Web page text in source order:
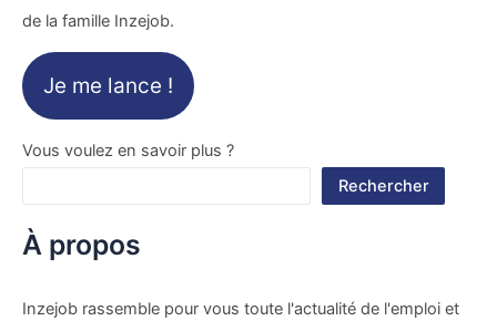
de la famille Inzejob.
Je me lance !
Vous voulez en savoir plus ?
Rechercher
À propos
Inzejob rassemble pour vous toute l'actualité de l'emploi et